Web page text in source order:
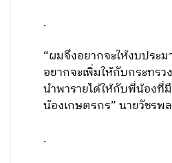
.
“ผมจึงอยากจะให้งบประ
อยากจะเพิ่มให้กับกระทรว
นำพารายได้ให้กับพี่น้องที่
น้องเกษตรกร” นายวัชรพ
.